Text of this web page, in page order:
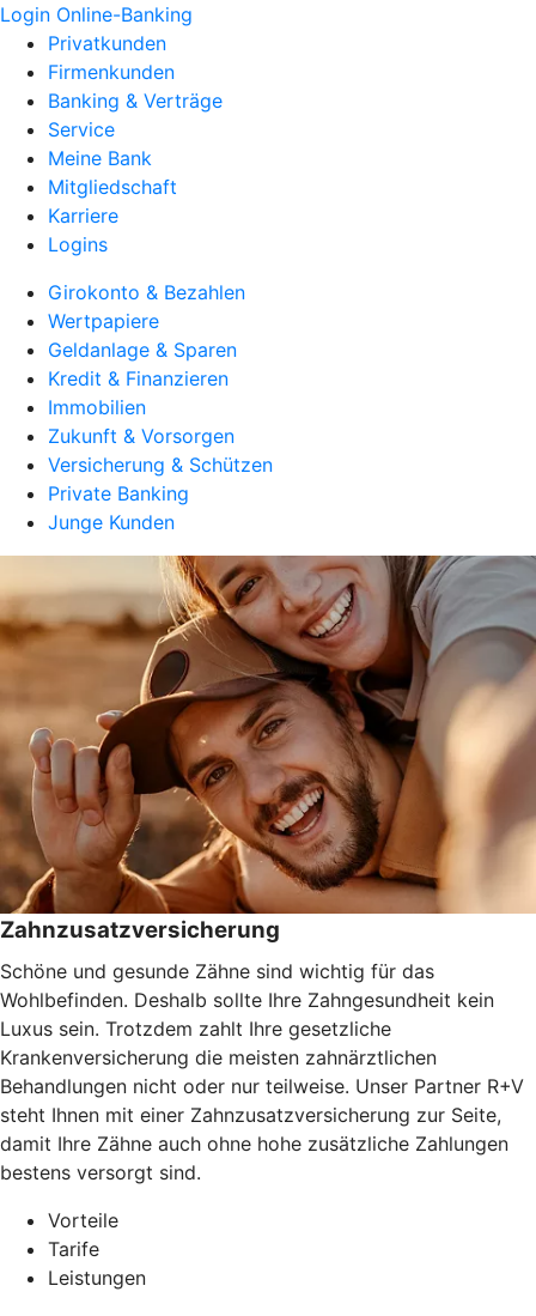
Login Online-Banking
Privatkunden
Firmenkunden
Banking & Verträge
Service
Meine Bank
Mitgliedschaft
Karriere
Logins
Girokonto & Bezahlen
Wertpapiere
Geldanlage & Sparen
Kredit & Finanzieren
Immobilien
Zukunft & Vorsorgen
Versicherung & Schützen
Private Banking
Junge Kunden
Zahnzusatzversicherung
Schöne und gesunde Zähne sind wichtig für das
Wohlbefinden. Deshalb sollte Ihre Zahngesundheit kein
Luxus sein. Trotzdem zahlt Ihre gesetzliche
Krankenversicherung die meisten zahnärztlichen
Behandlungen nicht oder nur teilweise. Unser Partner R+V
steht Ihnen mit einer Zahnzusatzversicherung zur Seite,
damit Ihre Zähne auch ohne hohe zusätzliche Zahlungen
bestens versorgt sind.
Vorteile
Tarife
Leistungen